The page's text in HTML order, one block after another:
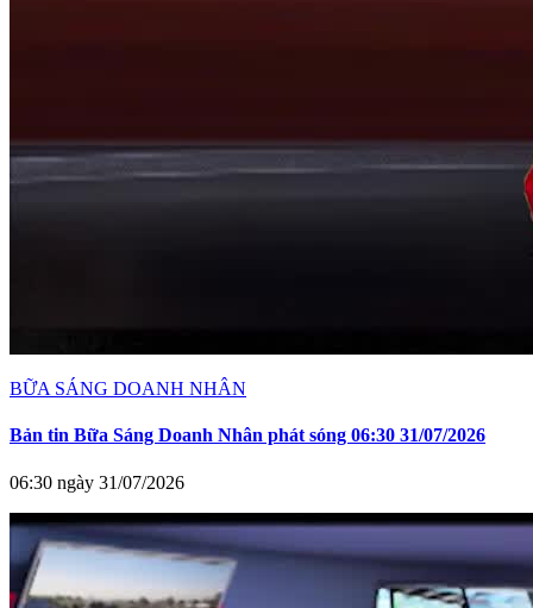
BỮA SÁNG DOANH NHÂN
Bản tin Bữa Sáng Doanh Nhân phát sóng 06:30 31/07/2026
06:30 ngày 31/07/2026